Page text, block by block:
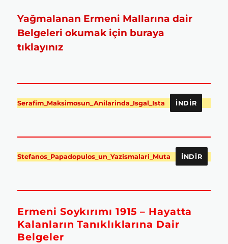
Yağmalanan Ermeni Mallarına dair
Belgeleri okumak için buraya
tıklayınız
Serafim_Maksimosun_Anilarinda_Isgal_Ista İNDIR
Stefanos_Papadopulos_un_Yazismalari_Muta İNDIR
Ermeni Soykırımı 1915 – Hayatta
Kalanların Tanıklıklarına Dair
Belgeler